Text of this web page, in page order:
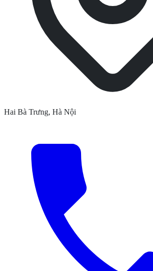
Hai Bà Trưng, Hà Nội